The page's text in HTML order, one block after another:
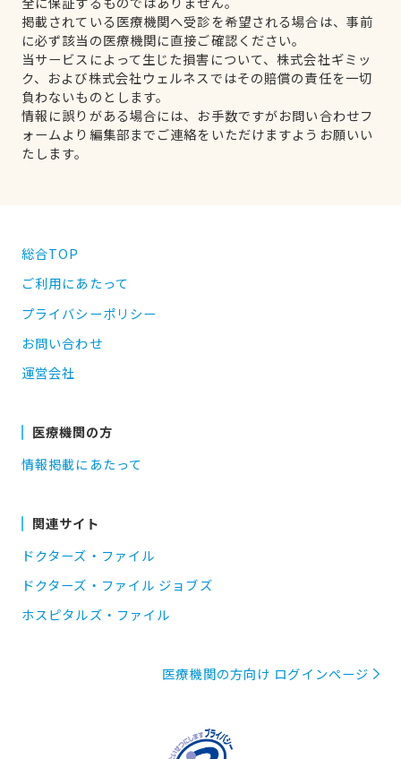
掲載されている医療機関へ受診を希望される場合は、事前
に必ず該当の医療機関に直接ご確認ください。
当サービスによって生じた損害について、株式会社ギミッ
ク、および株式会社ウェルネスではその賠償の責任を一切
負わないものとします。
情報に誤りがある場合には、お手数ですがお問い合わせフ
ォームより編集部までご連絡をいただけますようお願いい
たします。
総合TOP
ご利用にあたって
プライバシーポリシー
お問い合わせ
運営会社
医療機関の方
情報掲載にあたって
関連サイト
ドクターズ・ファイル
ドクターズ・ファイル ジョブズ
ホスピタルズ・ファイル
医療機関の方向け ログインページ